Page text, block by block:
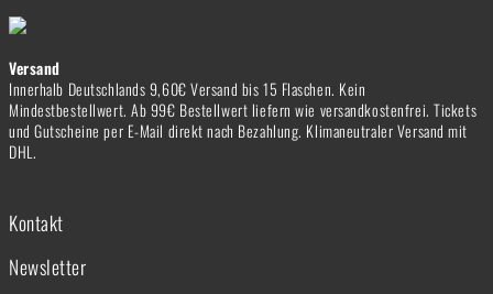
Versand
Innerhalb Deutschlands 9,60€ Versand bis 15 Flaschen. Kein
Mindestbestellwert. Ab 99€ Bestellwert liefern wie versandkostenfrei. Tickets
und Gutscheine per E-Mail direkt nach Bezahlung. Klimaneutraler Versand mit
DHL.
Kontakt
Newsletter